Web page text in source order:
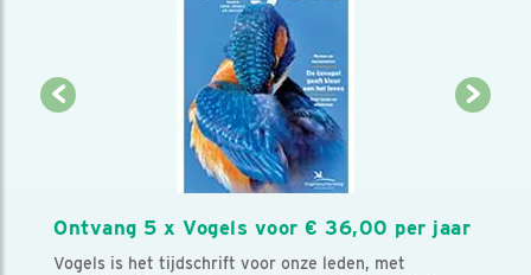
Ontvang 5 x Vogels voor € 36,00 per jaar
Vogels is het tijdschrift voor onze leden, met